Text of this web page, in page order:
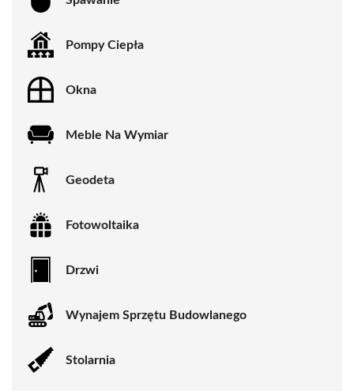
Pompy Ciepła
Okna
Meble Na Wymiar
Geodeta
Fotowoltaika
Drzwi
Wynajem Sprzętu Budowlanego
Stolarnia